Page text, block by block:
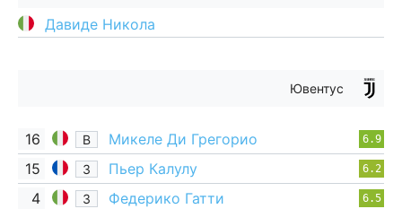
Давиде Никола
Ювентус
16 В Микеле Ди Грегорио 6.9
15 З Пьер Калулу 6.2
4 З Федерико Гатти 6.5